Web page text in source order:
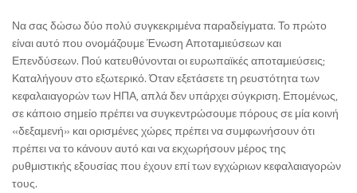
Να σας δώσω δύο πολύ συγκεκριμένα παραδείγματα. Το πρώτο
είναι αυτό που ονομάζουμε Ένωση Αποταμιεύσεων και
Επενδύσεων. Πού κατευθύνονται οι ευρωπαϊκές αποταμιεύσεις;
Καταλήγουν στο εξωτερικό. Όταν εξετάσετε τη ρευστότητα των
κεφαλαιαγορών των ΗΠΑ, απλά δεν υπάρχει σύγκριση. Επομένως,
σε κάποιο σημείο πρέπει να συγκεντρώσουμε πόρους σε μία κοινή
«δεξαμενή» και ορισμένες χώρες πρέπει να συμφωνήσουν ότι
πρέπει να το κάνουν αυτό και να εκχωρήσουν μέρος της
ρυθμιστικής εξουσίας που έχουν επί των εγχώριων κεφαλαιαγορών
τους.